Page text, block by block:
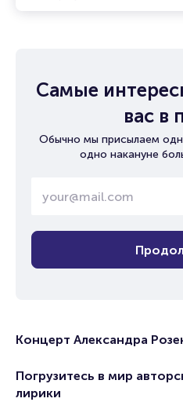
Самые
вас в
Обычно мы присылаем
одно накануне
Концерт Александра
Погрузитесь в мир
лирики